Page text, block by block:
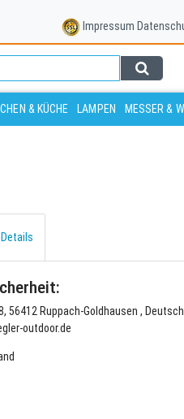
Impressum
& KÜCHE LAMPEN MESSER &
56412 Ruppach-Goldhausen ,
outdoor.de